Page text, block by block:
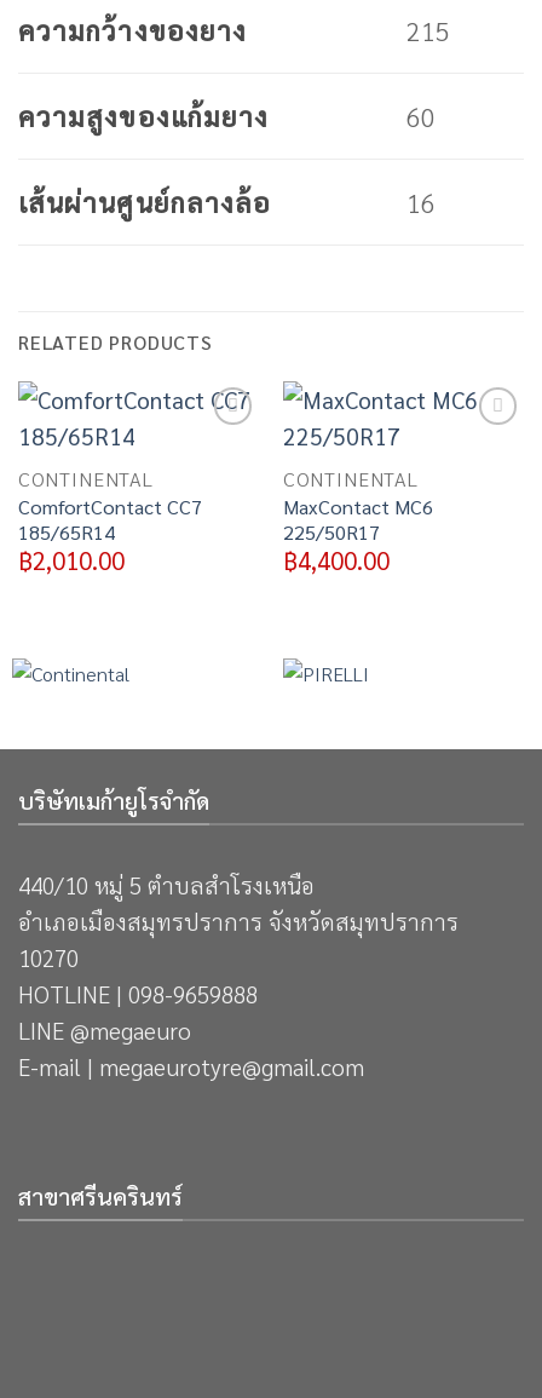
ความกว้างของยาง 215
ความสูงของแก้มยาง 60
เส้นผ่านศูนย์กลางล้อ 16
RELATED PRODUCTS
CONTINENTAL
ComfortContact CC7
185/65R14
฿2,010.00
CONTINENTAL
MaxContact MC6
225/50R17
฿4,400.00
บริษัทเมก้ายูโรจำกัด
440/10 หมู่ 5 ตำบลสำโรงเหนือ
อำเภอเมืองสมุทรปราการ จังหวัดสมุทปราการ
10270
HOTLINE | 098-9659888
LINE @megaeuro
E-mail | megaeurotyre@gmail.com
สาขาศรีนครินทร์